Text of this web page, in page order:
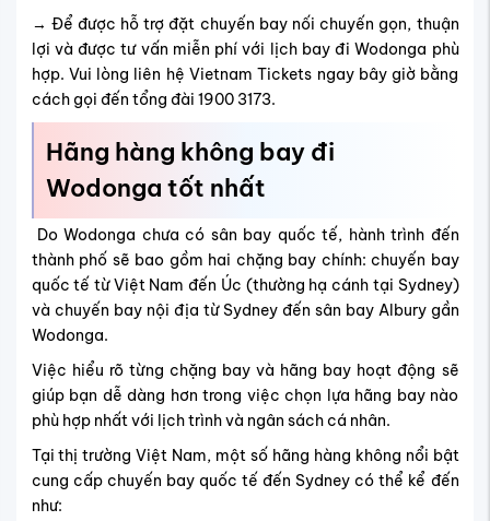
→ Để được hỗ trợ đặt chuyến bay nối chuyến gọn, thuận
lợi và được tư vấn miễn phí với lịch bay đi Wodonga phù
hợp. Vui lòng liên hệ Vietnam Tickets ngay bây giờ bằng
cách gọi đến tổng đài 1900 3173.
Hãng hàng không bay đi
Wodonga tốt nhất
Do Wodonga chưa có sân bay quốc tế, hành trình đến
thành phố sẽ bao gồm hai chặng bay chính: chuyến bay
quốc tế từ Việt Nam đến Úc (thường hạ cánh tại Sydney)
và chuyến bay nội địa từ Sydney đến sân bay Albury gần
Wodonga.
Việc hiểu rõ từng chặng bay và hãng bay hoạt động sẽ
giúp bạn dễ dàng hơn trong việc chọn lựa hãng bay nào
phù hợp nhất với lịch trình và ngân sách cá nhân.
Tại thị trường Việt Nam, một số hãng hàng không nổi bật
cung cấp chuyến bay quốc tế đến Sydney có thể kể đến
như: